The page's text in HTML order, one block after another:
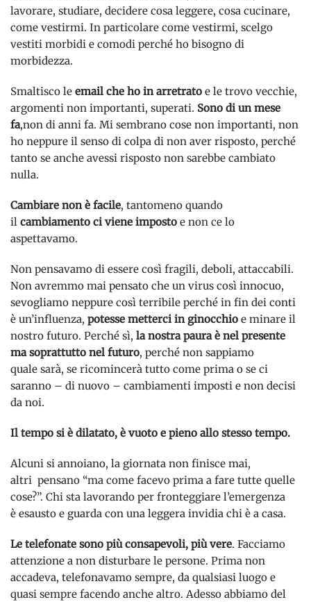
lavorare, studiare, decidere cosa leggere, cosa cucinare,
come vestirmi. In particolare come vestirmi, scelgo
vestiti morbidi e comodi perché ho bisogno di
morbidezza.
Smaltisco le email che ho in arretrato e le trovo vecchie,
argomenti non importanti, superati. Sono di un mese
fa,non di anni fa. Mi sembrano cose non importanti, non
ho neppure il senso di colpa di non aver risposto, perché
tanto se anche avessi risposto non sarebbe cambiato
nulla.
Cambiare non è facile, tantomeno quando
il cambiamento ci viene imposto e non ce lo
aspettavamo.
Non pensavamo di essere così fragili, deboli, attaccabili.
Non avremmo mai pensato che un virus così innocuo,
sevogliamo neppure così terribile perché in fin dei conti
è un’influenza, potesse metterci in ginocchio e minare il
nostro futuro. Perché sì, la nostra paura è nel presente
ma soprattutto nel futuro, perché non sappiamo
quale sarà, se ricomincerà tutto come prima o se ci
saranno – di nuovo – cambiamenti imposti e non decisi
da noi.
Il tempo si è dilatato, è vuoto e pieno allo stesso tempo.
Alcuni si annoiano, la giornata non finisce mai,
altri pensano “ma come facevo prima a fare tutte quelle
cose?”. Chi sta lavorando per fronteggiare l’emergenza
è esausto e guarda con una leggera invidia chi è a casa.
Le telefonate sono più consapevoli, più vere. Facciamo
attenzione a non disturbare le persone. Prima non
accadeva, telefonavamo sempre, da qualsiasi luogo e
quasi sempre facendo anche altro. Adesso abbiamo del